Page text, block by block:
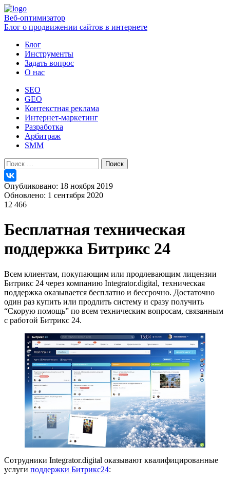
Веб-оптимизатор
Блог о продвижении сайтов в интернете
Блог
Инструменты
Задать вопрос
О нас
SEO
GEO
Контекстная реклама
Интернет-маркетинг
Разработка
Арбитраж
SMM
Найти:
Опубликовано: 18 ноября 2019
Обновлено: 1 сентября 2020
12 466
Бесплатная техническая
поддержка Битрикс 24
Всем клиентам, покупающим или продлевающим лицензии
Битрикс 24 через компанию Integrator.digital, техническая
поддержка оказывается бесплатно и бессрочно. Достаточно
один раз купить или продлить систему и сразу получить
“Скорую помощь” по всем техническим вопросам, связанным
с работой Битрикс 24.
Сотрудники Integrator.digital оказывают квалифицированные
услуги поддержки Битрикс24: